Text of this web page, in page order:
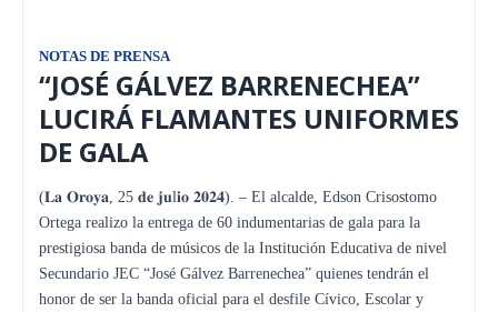
NOTAS DE PRENSA
“JOSÉ GÁLVEZ BARRENECHEA”
LUCIRÁ FLAMANTES UNIFORMES
DE GALA
(𝐋𝐚 𝐎𝐫𝐨𝐲𝐚, 25 𝐝𝐞 𝐣𝐮l𝐢𝐨 𝟐𝟎𝟐𝟒). – El alcalde, Edson Crisostomo
Ortega realizo la entrega de 60 indumentarias de gala para la
prestigiosa banda de músicos de la Institución Educativa de nivel
Secundario JEC “José Gálvez Barrenechea” quienes tendrán el
honor de ser la banda oficial para el desfile Cívico, Escolar y